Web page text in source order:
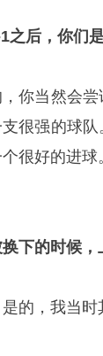
之后，你们
，你当然会
支很强的球
很好的进球
下的时候
的，我当时